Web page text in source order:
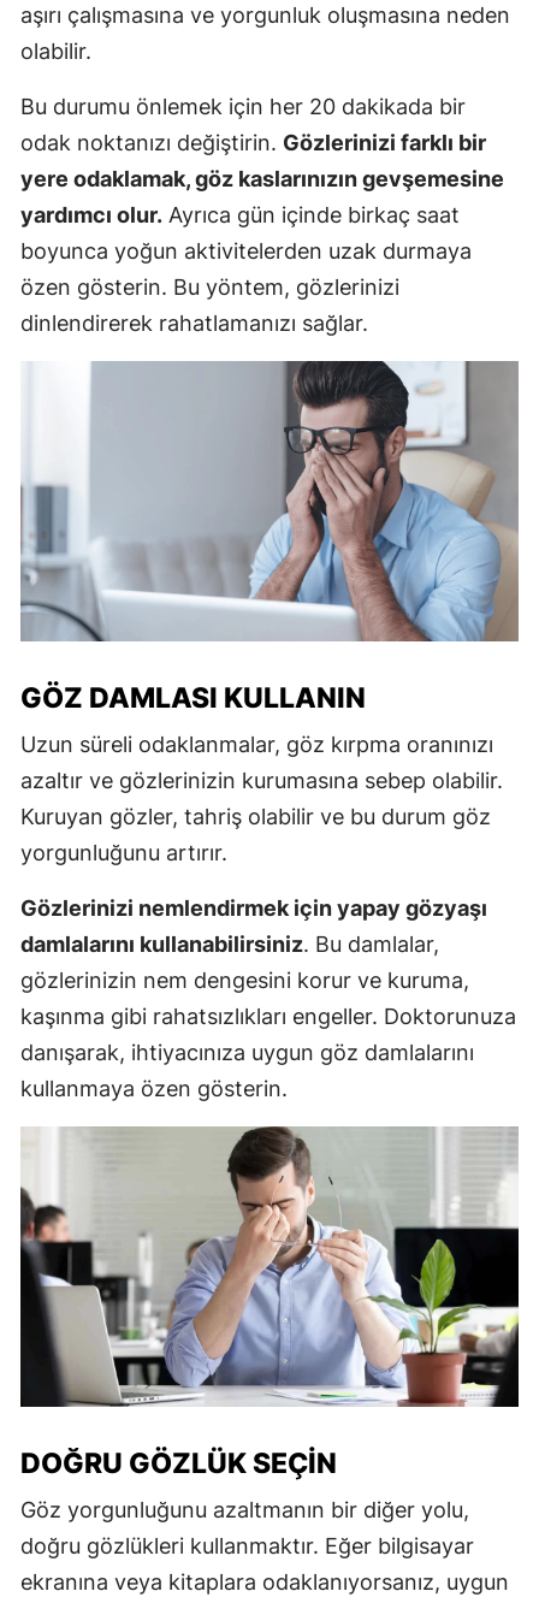
aşırı çalışmasına ve yorgunluk oluşmasına neden
olabilir.
Bu durumu önlemek için her 20 dakikada bir
odak noktanızı değiştirin. Gözlerinizi farklı bir
yere odaklamak, göz kaslarınızın gevşemesine
yardımcı olur. Ayrıca gün içinde birkaç saat
boyunca yoğun aktivitelerden uzak durmaya
özen gösterin. Bu yöntem, gözlerinizi
dinlendirerek rahatlamanızı sağlar.
GÖZ DAMLASI KULLANIN
Uzun süreli odaklanmalar, göz kırpma oranınızı
azaltır ve gözlerinizin kurumasına sebep olabilir.
Kuruyan gözler, tahriş olabilir ve bu durum göz
yorgunluğunu artırır.
Gözlerinizi nemlendirmek için yapay gözyaşı
damlalarını kullanabilirsiniz. Bu damlalar,
gözlerinizin nem dengesini korur ve kuruma,
kaşınma gibi rahatsızlıkları engeller. Doktorunuza
danışarak, ihtiyacınıza uygun göz damlalarını
kullanmaya özen gösterin.
DOĞRU GÖZLÜK SEÇIN
Göz yorgunluğunu azaltmanın bir diğer yolu,
doğru gözlükleri kullanmaktır. Eğer bilgisayar
ekranına veya kitaplara odaklanıyorsanız, uygun